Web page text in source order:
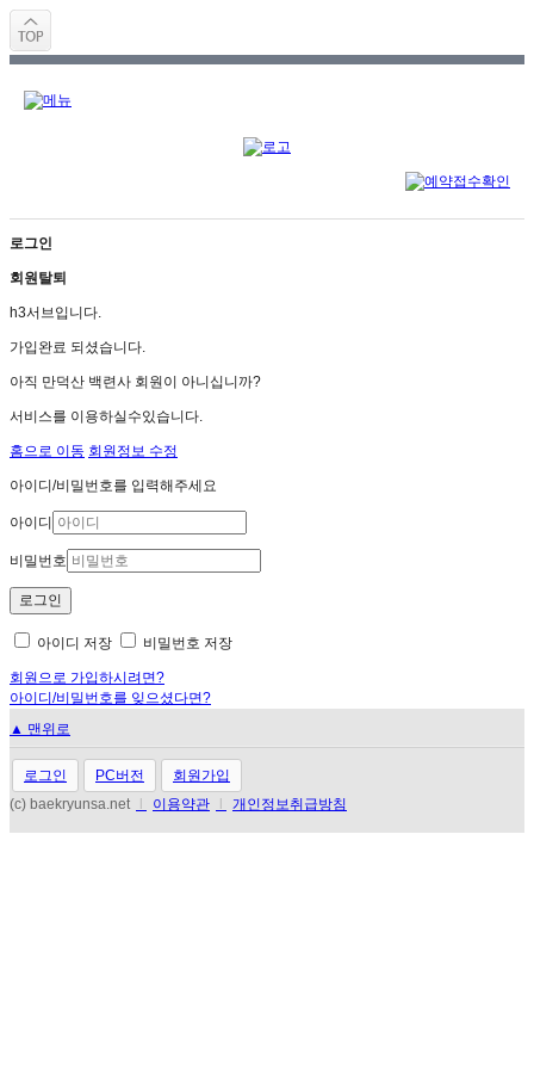
로그인
회원탈퇴
h3서브입니다.
가입완료 되셨습니다.
아직 만덕산 백련사 회원이 아니십니까?
서비스를 이용하실수있습니다.
홈으로 이동 회원정보 수정
아이디/비밀번호를 입력해주세요
아이디
비밀번호
아이디 저장 비밀번호 저장
회원으로 가입하시려면?
아이디/비밀번호를 잊으셨다면?
▲ 맨위로
로그인 PC버전
회원가입
(c) baekryunsa.net
이용약관 개인정보취급방침